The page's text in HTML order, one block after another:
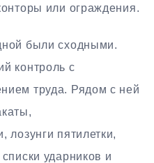
или ограждения.
были сходными.
контроль с
труда. Рядом с ней
лозунги пятилетки,
ударников и